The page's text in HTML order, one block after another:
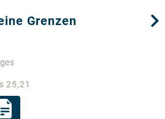
Grenzen
25,21